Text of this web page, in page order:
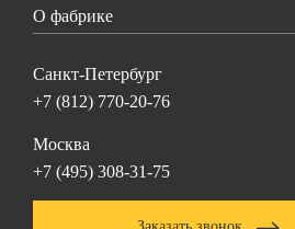
О фабрике
Санкт-Петербург
+7 (812) 770-20-76
Москва
+7 (495) 308-31-75